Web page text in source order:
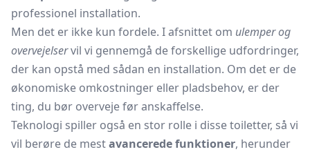
professionel installation.
Men det er ikke kun fordele. I afsnittet om ulemper og
overvejelservil vi gennemgå de forskellige udfordringer,
der kan opstå med sådan en installation. Om det er de
økonomiske omkostninger eller pladsbehov, er der
ting, du bør overveje før anskaffelse.
Teknologi spiller også en stor rolle i disse toiletter, så vi
vil berøre de mestavancerede funktioner, herunder